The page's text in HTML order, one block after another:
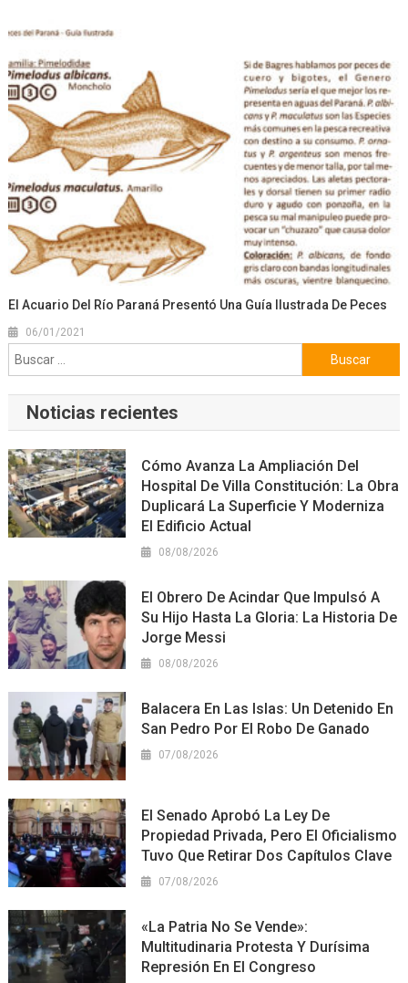
El Acuario Del Río Paraná Presentó Una Guía Ilustrada De Peces
06/01/2021
Buscar:
Noticias recientes
Cómo Avanza La Ampliación Del
Hospital De Villa Constitución: La Obra
Duplicará La Superficie Y Moderniza
El Edificio Actual
08/08/2026
El Obrero De Acindar Que Impulsó A
Su Hijo Hasta La Gloria: La Historia De
Jorge Messi
08/08/2026
Balacera En Las Islas: Un Detenido En
San Pedro Por El Robo De Ganado
07/08/2026
El Senado Aprobó La Ley De
Propiedad Privada, Pero El Oficialismo
Tuvo Que Retirar Dos Capítulos Clave
07/08/2026
«La Patria No Se Vende»:
Multitudinaria Protesta Y Durísima
Represión En El Congreso